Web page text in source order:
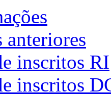
anteriores
inscritos RI
inscritos